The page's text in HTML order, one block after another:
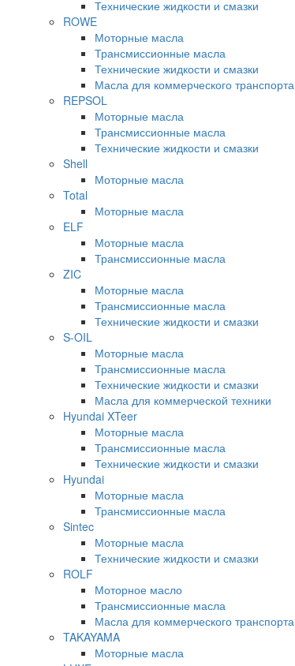
Технические жидкости и смазки
ROWE
Моторные масла
Трансмиссионные масла
Технические жидкости и смазки
Масла для коммерческого транспорта
REPSOL
Моторные масла
Трансмиссионные масла
Технические жидкости и смазки
Shell
Моторные масла
Total
Моторные масла
ELF
Моторные масла
Трансмиссионные масла
ZIC
Моторные масла
Трансмиссионные масла
Технические жидкости и смазки
S-OIL
Моторные масла
Трансмиссионные масла
Технические жидкости и смазки
Масла для коммерческой техники
Hyundai XTeer
Моторные масла
Трансмиссионные масла
Технические жидкости и смазки
Hyundai
Моторные масла
Трансмиссионные масла
Sintec
Моторные масла
Технические жидкости и смазки
ROLF
Моторное масло
Трансмиссионные масла
Масла для коммерческого транспорта
TAKAYAMA
Моторные масла